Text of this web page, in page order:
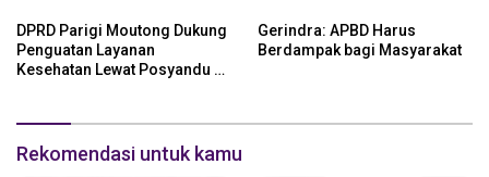
DPRD Parigi Moutong Dukung
Penguatan Layanan
Kesehatan Lewat Posyandu 6
Gerindra: APBD Harus
Berdampak bagi Masyarakat
Rekomendasi untuk kamu